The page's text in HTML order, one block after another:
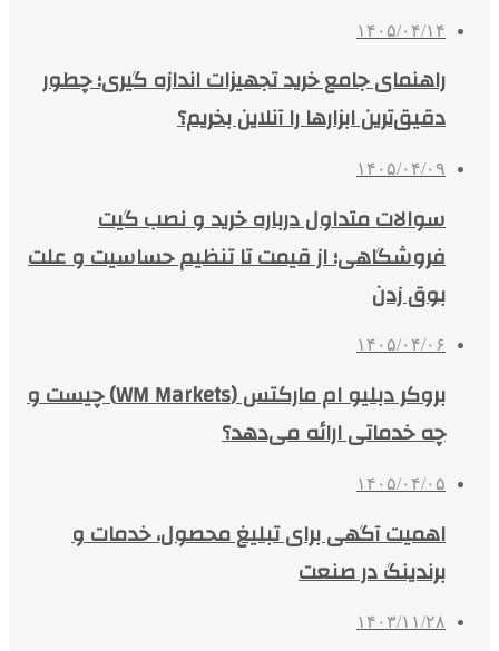
۱۴۰۵/۰۴/۱۴
راهنمای جامع خرید تجهیزات اندازه گیری؛ چطور
دقیق‌ترین ابزارها را آنلاین بخریم؟
۱۴۰۵/۰۴/۰۹
سوالات متداول درباره خرید و نصب گیت
فروشگاهی؛ از قیمت تا تنظیم حساسیت و علت
بوق زدن
۱۴۰۵/۰۴/۰۶
بروکر دبلیو ام مارکتس (WM Markets) چیست و
چه خدماتی ارائه می‌دهد؟
۱۴۰۵/۰۴/۰۵
اهمیت آگهی برای تبلیغ محصول، خدمات و
برندینگ در صنعت
۱۴۰۳/۱۱/۲۸